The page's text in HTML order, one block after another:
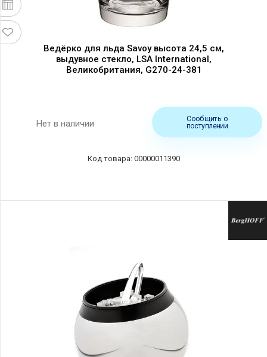
Ведёрко для льда Savoy высота 24,5 см,
выдувное стекло, LSA International,
Великобритания, G270-24-381
Нет в наличии
Сообщить о
поступлении
00000011390